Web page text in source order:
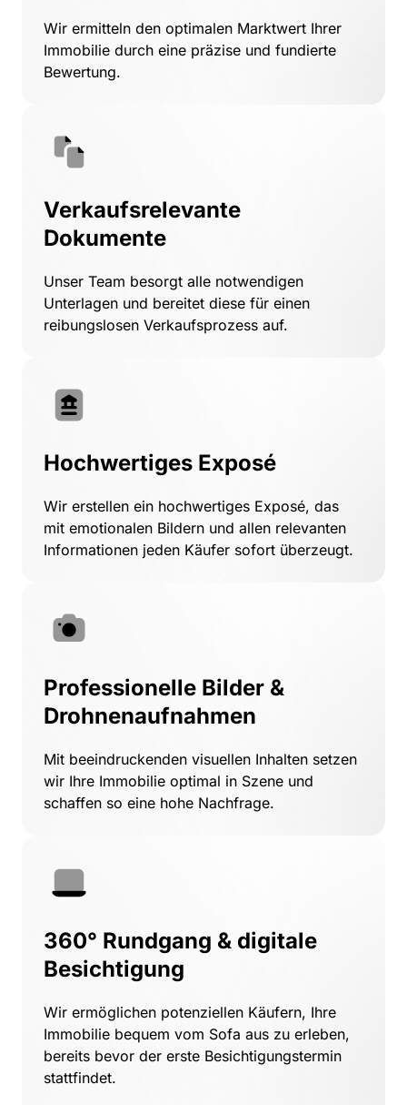
Wir ermitteln den optimalen Marktwert
Immobilie durch eine präzise und
Bewertung.
Verkaufsrelevante
Dokumente
Unser Team besorgt alle
Unterlagen und bereitet diese für
reibungslosen Verkaufsprozess auf.
Hochwertiges Exposé
Wir erstellen ein hochwertiges Exposé,
mit emotionalen Bildern und allen
Informationen jeden Käufer sofort überzeugt.
Professionelle Bilder &
Drohnenaufnahmen
Mit beeindruckenden visuellen Inhalten
wir Ihre Immobilie optimal in Szene
schaffen so eine hohe Nachfrage.
360° Rundgang & digitale
Besichtigung
Wir ermöglichen potenziellen Käufern,
Immobilie bequem vom Sofa aus zu
bereits bevor der erste
stattfindet.